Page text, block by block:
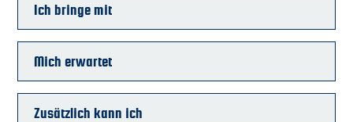
Ich bringe mit
Mich erwartet
Zusätzlich kann ich